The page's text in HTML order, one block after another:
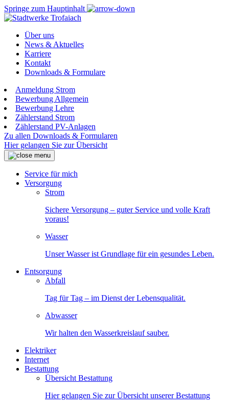
Springe zum Hauptinhalt
Über uns
News & Aktuelles
Karriere
Kontakt
Downloads & Formulare
Anmeldung Strom
Bewerbung Allgemein
Bewerbung Lehre
Zählerstand Strom
Zählerstand PV-Anlagen
Zu allen Downloads & Formularen
Hier gelangen Sie zur Übersicht
Service für mich
Versorgung
Strom
Sichere Versorgung – guter Service und volle Kraft
voraus!
Wasser
Unser Wasser ist Grundlage für ein gesundes Leben.
Entsorgung
Abfall
Tag für Tag – im Dienst der Lebensqualität.
Abwasser
Wir halten den Wasserkreislauf sauber.
Elektriker
Internet
Bestattung
Übersicht Bestattung
Hier gelangen Sie zur Übersicht unserer Bestattung